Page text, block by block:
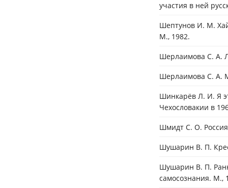
участия в ней
Шептунов И. М.
М., 1982.
Шерлаимова С. А.
Шерлаимова С. А.
Шинкарёв Л. И. Я
Чехословакии в
Шмидт С. О.
Шушарин В. П.
Шушарин В. П.
самосознания. М.,